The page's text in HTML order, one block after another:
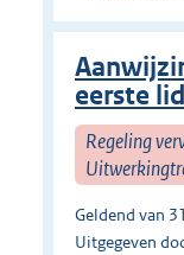
eerste
Regeling
Geldend van
Uitgegeven